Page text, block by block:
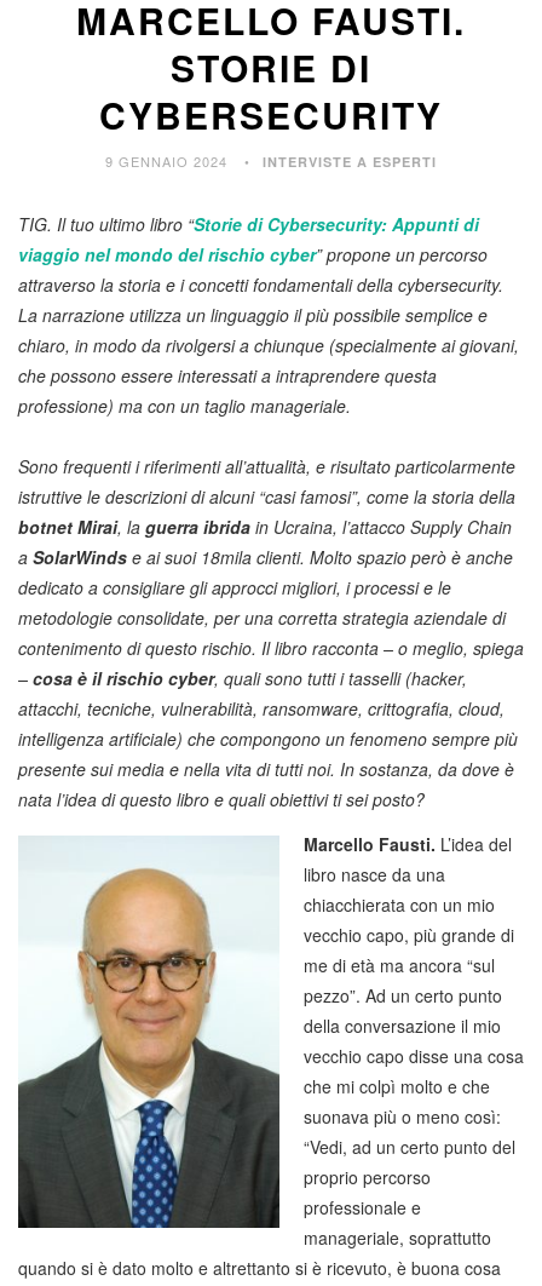
MARCELLO FAUSTI.
STORIE DI
CYBERSECURITY
9 GENNAIO 2024 INTERVISTE A ESPERTI
TIG. Il tuo ultimo libro “Storie di Cybersecurity: Appunti di
viaggio nel mondo del rischio cyber” propone un percorso
attraverso la storia e i concetti fondamentali della cybersecurity.
La narrazione utilizza un linguaggio il più possibile semplice e
chiaro, in modo da rivolgersi a chiunque (specialmente ai giovani,
che possono essere interessati a intraprendere questa
professione) ma con un taglio manageriale.
Sono frequenti i riferimenti all’attualità, e risultato particolarmente
istruttive le descrizioni di alcuni “casi famosi”, come la storia della
botnet Mirai, la guerra ibrida in Ucraina, l’attacco Supply Chain
a SolarWinds e ai suoi 18mila clienti. Molto spazio però è anche
dedicato a consigliare gli approcci migliori, i processi e le
metodologie consolidate, per una corretta strategia aziendale di
contenimento di questo rischio. Il libro racconta – o meglio, spiega
– cosa è il rischio cyber, quali sono tutti i tasselli (hacker,
attacchi, tecniche, vulnerabilità, ransomware, crittografia, cloud,
intelligenza artificiale) che compongono un fenomeno sempre più
presente sui media e nella vita di tutti noi. In sostanza, da dove è
nata l’idea di questo libro e quali obiettivi ti sei posto?
Marcello Fausti. L’idea del
libro nasce da una
chiacchierata con un mio
vecchio capo, più grande di
me di età ma ancora “sul
pezzo”. Ad un certo punto
della conversazione il mio
vecchio capo disse una cosa
che mi colpì molto e che
suonava più o meno così:
“Vedi, ad un certo punto del
proprio percorso
professionale e
manageriale, soprattutto
quando si è dato molto e altrettanto si è ricevuto, è buona cosa